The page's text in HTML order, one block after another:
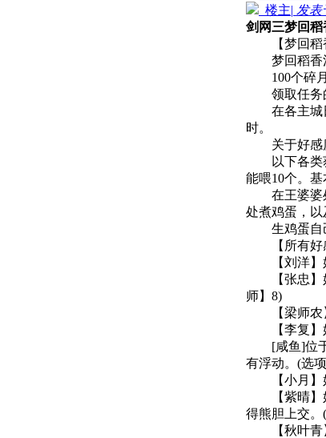
楼主| 发表
剑网三梦回稻
【梦回稻香
梦回稻香活
100个碎月
领取任务
在各主城日
时。
关于好感
以下各类获
能喂10个。
在王婆婆处
处煮鸡蛋，以
生鸡蛋自己
【所有好感
【刘洋】好
【张忠】好
师】8)
【梁师农】
【李复】好
[咸鱼]位于
有浮动。(选
【小月】好
【紫晴】好
得熊胆上交
【秋叶青